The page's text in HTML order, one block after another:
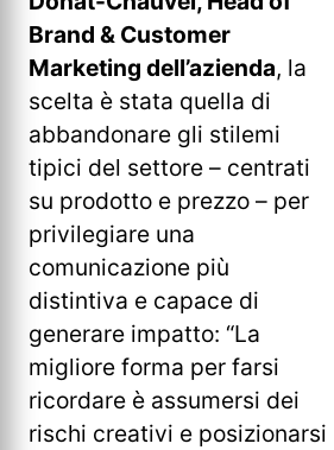
Brand & Customer
Marketing dell’azienda, la
scelta è stata quella di
abbandonare gli stilemi
tipici del settore – centrati
su prodotto e prezzo – per
privilegiare una
comunicazione più
distintiva e capace di
generare impatto: “La
migliore forma per farsi
ricordare è assumersi dei
rischi creativi e posizionarsi